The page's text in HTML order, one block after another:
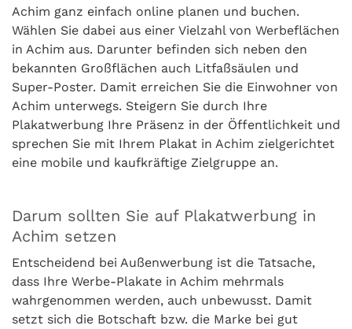
Achim ganz einfach online planen und buchen.
Wählen Sie dabei aus einer Vielzahl von Werbeflächen
in Achim aus. Darunter befinden sich neben den
bekannten Großflächen auch Litfaßsäulen und
Super-Poster. Damit erreichen Sie die Einwohner von
Achim unterwegs. Steigern Sie durch Ihre
Plakatwerbung Ihre Präsenz in der Öffentlichkeit und
sprechen Sie mit Ihrem Plakat in Achim zielgerichtet
eine mobile und kaufkräftige Zielgruppe an.
Darum sollten Sie auf Plakatwerbung in
Achim setzen
Entscheidend bei Außenwerbung ist die Tatsache,
dass Ihre Werbe-Plakate in Achim mehrmals
wahrgenommen werden, auch unbewusst. Damit
setzt sich die Botschaft bzw. die Marke bei gut